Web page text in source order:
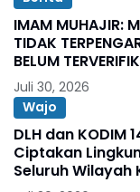
IMAM MUHAJIR:
TIDAK
BELUM
BOLO
Juli 30, 2026
Wajo
DLH dan KODIM
Ciptakan
Seluruh